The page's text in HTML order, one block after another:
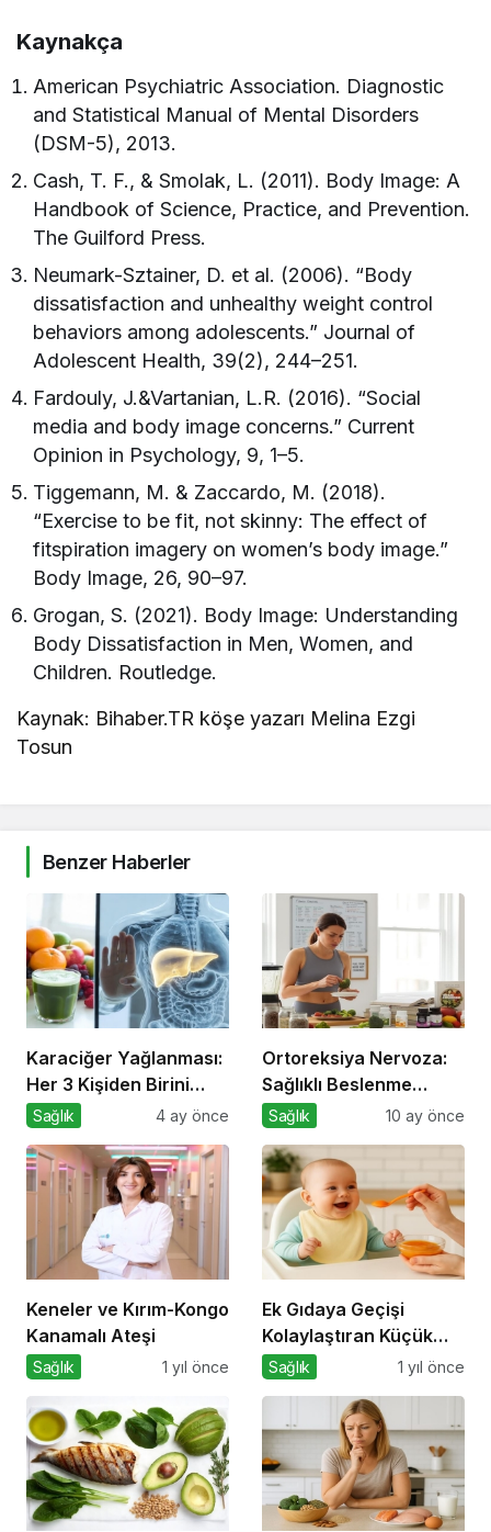
Kaynakça
American Psychiatric Association. Diagnostic
and Statistical Manual of Mental Disorders
(DSM-5), 2013.
Cash, T. F., & Smolak, L. (2011). Body Image: A
Handbook of Science, Practice, and Prevention.
The Guilford Press.
Neumark-Sztainer, D. et al. (2006). “Body
dissatisfaction and unhealthy weight control
behaviors among adolescents.” Journal of
Adolescent Health, 39(2), 244–251.
Fardouly, J.&Vartanian, L.R. (2016). “Social
media and body image concerns.” Current
Opinion in Psychology, 9, 1–5.
Tiggemann, M. & Zaccardo, M. (2018).
“Exercise to be fit, not skinny: The effect of
fitspiration imagery on women’s body image.”
Body Image, 26, 90–97.
Grogan, S. (2021). Body Image: Understanding
Body Dissatisfaction in Men, Women, and
Children. Routledge.
Kaynak: Bihaber.TR köşe yazarı Melina Ezgi
Tosun
Benzer Haberler
Karaciğer Yağlanması:
Her 3 Kişiden Birini
Tehdit Eden “Sessiz”
Sağlık 4 ay önce
Ortoreksiya Nervoza:
Sağlıklı Beslenme
Takıntısı
Sağlık 10 ay önce
Keneler ve Kırım-Kongo
Kanamalı Ateşi
Sağlık 1 yıl önce
Ek Gıdaya Geçişi
Kolaylaştıran Küçük
Sırlar
Sağlık 1 yıl önce